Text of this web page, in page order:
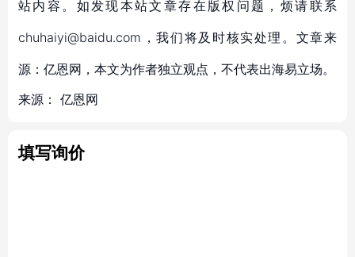
站内容。如发现本站文章存在版权问题，烦请联系
chuhaiyi@baidu.com，我们将及时核实处理。文章来
源：亿恩网，本文为作者独立观点，不代表出海易立场。
来源： 亿恩网
填写询价